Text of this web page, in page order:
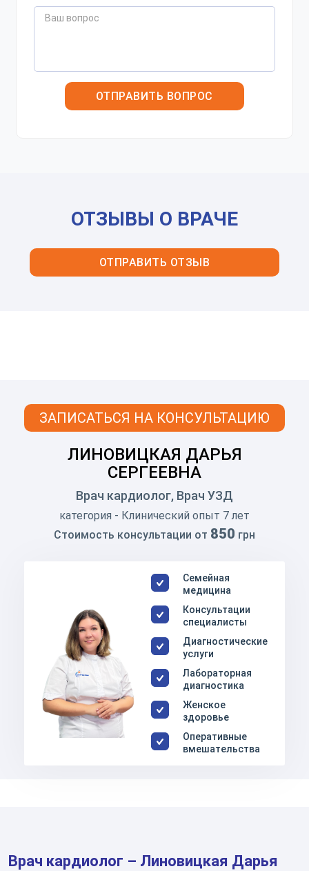
ОТЗЫВЫ О ВРАЧЕ
ОТПРАВИТЬ ОТЗЫВ
ЗАПИСАТЬСЯ НА КОНСУЛЬТАЦИЮ
ЛИНОВИЦКАЯ ДАРЬЯ
СЕРГЕЕВНА
Врач кардиолог, Врач УЗД
категория - Клинический опыт 7 лет
Стоимость консультации от 850 грн
Семейная
медицина
Консультации
специалисты
Диагностические
услуги
Лабораторная
диагностика
Женское
здоровье
Оперативные
вмешательства
Врач кардиолог – Линовицкая Дарья
Отправляя данные я даю согласие на обработку
персональных данных.
Оператор позвонит Вам в ближайшее